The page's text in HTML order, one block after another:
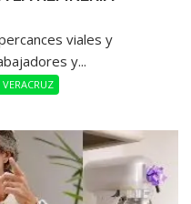
viales y
y...